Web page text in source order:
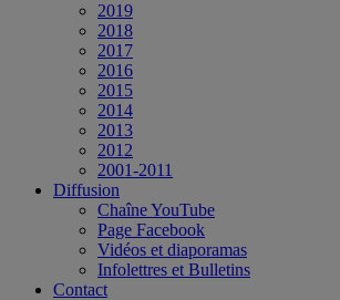
2019
2018
2017
2016
2015
2014
2013
2012
2001-2011
Diffusion
Chaîne YouTube
Page Facebook
Vidéos et diaporamas
Infolettres et Bulletins
Contact